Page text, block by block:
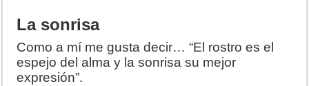
La sonrisa
Como a mí me gusta decir… “El rostro es el
espejo del alma y la sonrisa su mejor
expresión”.